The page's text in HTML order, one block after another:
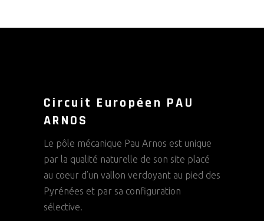
Circuit Européen PAU
ARNOS
Le pôle mécanique Pau Arnos est unique
par la qualité naturelle de son site placé
au coeur d’un vallon verdoyant au pied des
Pyrénées et par sa configuration
sélective.